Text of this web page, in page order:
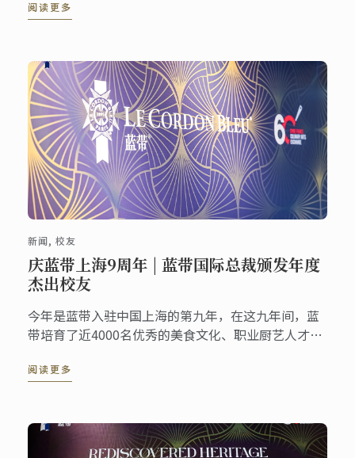
阅读更多
新闻, 校友
庆蓝带上海9周年 | 蓝带国际总裁颁发年度
杰出校友
今年是蓝带入驻中国上海的第九年，在这九年间，蓝
带培育了近4000名优秀的美食文化、职业厨艺人才。
千年市场发展需求的品牌主理人。
阅读更多